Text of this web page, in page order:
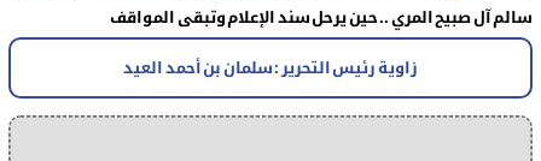
سالم آل صبيح المري .. حين يرحل سند الإعلام وتبقى المواقف
زاوية رئيس التحرير : سلمان بن أحمد العيد